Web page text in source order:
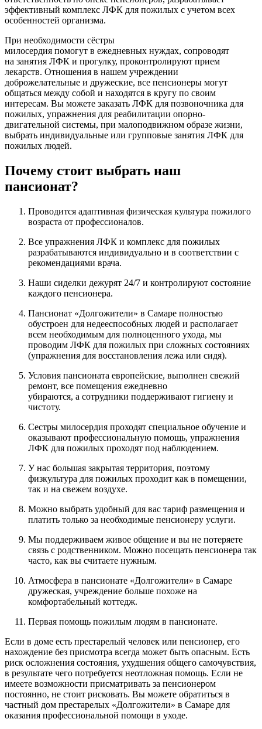
эффективный комплекс ЛФК для пожилых с учетом всех
особенностей организма.
При необходимости сёстры
милосердия помогут в ежедневных нуждах, сопроводят
на занятия ЛФК и прогулку, проконтролируют прием
лекарств. Отношения в нашем учреждении
доброжелательные и дружеские, все пенсионеры могут
общаться между собой и находятся в кругу по своим
интересам. Вы можете заказать ЛФК для позвоночника для
пожилых, упражнения для реабилитации опорно-
двигательной системы, при малоподвижном образе жизни,
выбрать индивидуальные или групповые занятия ЛФК для
пожилых людей.
Почему стоит выбрать наш
пансионат?
Проводится адаптивная физическая культура пожилого
возраста от профессионалов.
Все упражнения ЛФК и комплекс для пожилых
разрабатываются индивидуально и в соответствии с
рекомендациями врача.
Наши сиделки дежурят 24/7 и контролируют состояние
каждого пенсионера.
Пансионат «Долгожители» в Самаре полностью
обустроен для недееспособных людей и располагает
всем необходимым для полноценного ухода, мы
проводим ЛФК для пожилых при сложных состояниях
(упражнения для восстановления лежа или сидя).
Условия пансионата европейские, выполнен свежий
ремонт, все помещения ежедневно
убираются, а сотрудники поддерживают гигиену и
чистоту.
Сестры милосердия проходят специальное обучение и
оказывают профессиональную помощь, упражнения
ЛФК для пожилых проходят под наблюдением.
У нас большая закрытая территория, поэтому
физкультура для пожилых проходит как в помещении,
так и на свежем воздухе.
Можно выбрать удобный для вас тариф размещения и
платить только за необходимые пенсионеру услуги.
Мы поддерживаем живое общение и вы не потеряете
связь с родственником. Можно посещать пенсионера так
часто, как вы считаете нужным.
Атмосфера в пансионате «Долгожители» в Самаре
дружеская, учреждение больше похоже на
комфортабельный коттедж.
Первая помощь пожилым людям в пансионате.
Если в доме есть престарелый человек или пенсионер, его
нахождение без присмотра всегда может быть опасным. Есть
риск осложнения состояния, ухудшения общего самочувствия,
в результате чего потребуется неотложная помощь. Если не
имеете возможности присматривать за пенсионером
постоянно, не стоит рисковать. Вы можете обратиться в
частный дом престарелых «Долгожители» в Самаре для
оказания профессиональной помощи в уходе.